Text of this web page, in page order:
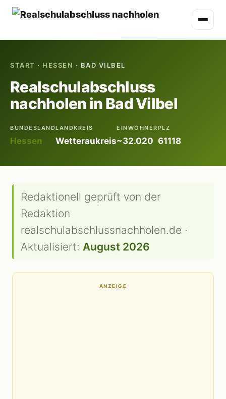
START · HESSEN · BAD VILBEL
Realschulabschluss
nachholen in Bad Vilbel
BUNDESLAND
Hessen
LANDKREIS
Wetteraukreis
EINWOHNER
~32.020
PLZ
61118
Redaktionell geprüft von der
Redaktion
realschulabschlussnachholen.de ·
Aktualisiert: August 2026
ANZEIGE